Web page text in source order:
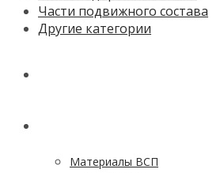
Части подвижного состава
Другие категории
Материалы ВСП